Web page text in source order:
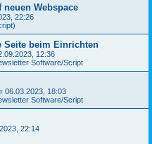
Webspace
22:26
Seite beim Einrichten
12:36
Software/Script
06.03.2023, 18:03
Software/Script
22:14